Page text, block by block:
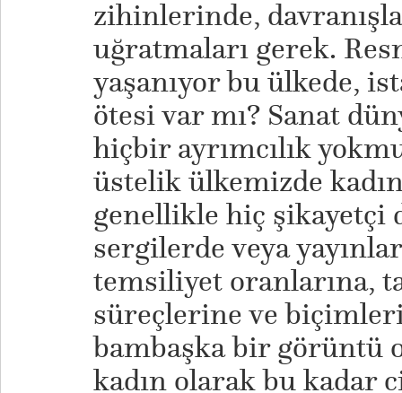
zihinlerinde,
uğratmaları gerek.
yaşanıyor bu ülkede,
ötesi var mı? Sanat
hiçbir ayrımcılık
üstelik ülkemizde
genellikle hiç
sergilerde veya
temsiliyet oranlarına,
süreçlerine ve
bambaşka bir görüntü
kadın olarak bu kadar